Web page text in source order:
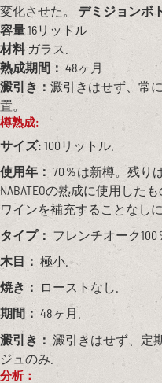
変化させた。 デミジョンボ
容量16リットル
材料ガラス.
熟成期間： 48ヶ月
澱引き： 澱引きはせず、常
置。
樽熟成:
サイズ: 100リットル.
使用年： 70％は新樽。残り
NABATEOの熟成に使用した
ワインを補充することなしに
タイプ： フレンチオーク100
木目： 極小.
焼き：
ローストなし.
期間： 48ヶ月.
澱引き： 澱引きはせず、定
ジュのみ.
分析：